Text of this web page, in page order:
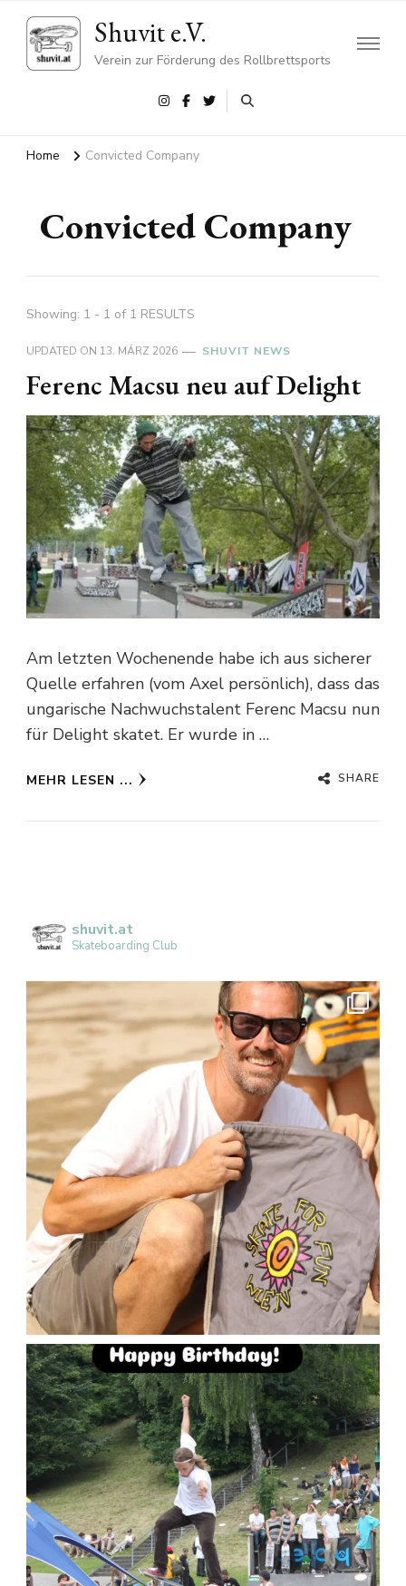
Shuvit e.V.
Verein zur Förderung des Rollbrettsports
Home Convicted Company
Convicted Company
Showing: 1 - 1 of 1 RESULTS
UPDATED ON 13. MÄRZ 2026 SHUVIT NEWS
Ferenc Macsu neu auf Delight
Am letzten Wochenende habe ich aus sicherer
Quelle erfahren (vom Axel persönlich), dass das
ungarische Nachwuchstalent Ferenc Macsu nun
für Delight skatet. Er wurde in …
MEHR LESEN ... SHARE
shuvit.at
Skateboarding Club